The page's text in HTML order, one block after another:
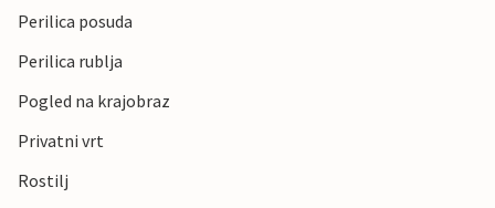
Perilica posuda
Perilica rublja
Pogled na krajobraz
Privatni vrt
Rostilj